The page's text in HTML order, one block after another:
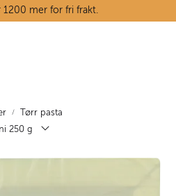
1200 mer for fri frakt.
Tørr pasta
250 g